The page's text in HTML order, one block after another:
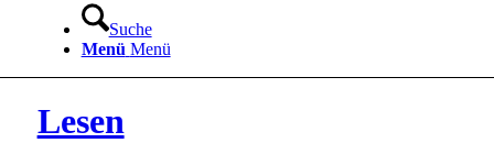
Suche
Menü Menü
Lesen